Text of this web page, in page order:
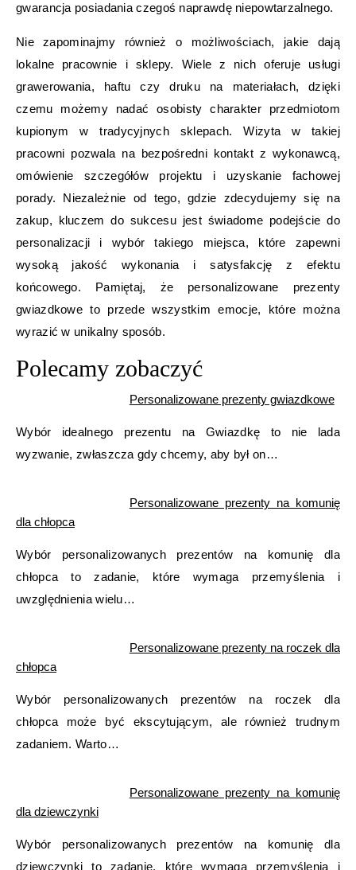
gwarancja posiadania czegoś naprawdę niepowtarzalnego.
Nie zapominajmy również o możliwościach, jakie dają
lokalne pracownie i sklepy. Wiele z nich oferuje usługi
grawerowania, haftu czy druku na materiałach, dzięki
czemu możemy nadać osobisty charakter przedmiotom
kupionym w tradycyjnych sklepach. Wizyta w takiej
pracowni pozwala na bezpośredni kontakt z wykonawcą,
omówienie szczegółów projektu i uzyskanie fachowej
porady. Niezależnie od tego, gdzie zdecydujemy się na
zakup, kluczem do sukcesu jest świadome podejście do
personalizacji i wybór takiego miejsca, które zapewni
wysoką jakość wykonania i satysfakcję z efektu
końcowego. Pamiętaj, że personalizowane prezenty
gwiazdkowe to przede wszystkim emocje, które można
wyrazić w unikalny sposób.
Polecamy zobaczyć
Personalizowane prezenty gwiazdkowe
Wybór idealnego prezentu na Gwiazdkę to nie lada
wyzwanie, zwłaszcza gdy chcemy, aby był on…
Personalizowane prezenty na komunię
dla chłopca
Wybór personalizowanych prezentów na komunię dla
chłopca to zadanie, które wymaga przemyślenia i
uwzględnienia wielu…
Personalizowane prezenty na roczek dla
chłopca
Wybór personalizowanych prezentów na roczek dla
chłopca może być ekscytującym, ale również trudnym
zadaniem. Warto…
Personalizowane prezenty na komunię
dla dziewczynki
Wybór personalizowanych prezentów na komunię dla
dziewczynki to zadanie, które wymaga przemyślenia i